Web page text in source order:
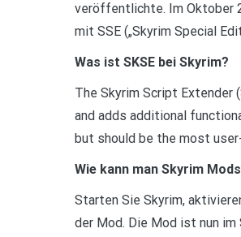
veröffentlichte. Im Oktober
mit SSE („Skyrim Special
Was ist SKSE bei Skyrim?
The Skyrim Script Extender
and adds additional
but should be the most
Wie kann man Skyrim
Starten Sie Skyrim,
der Mod. Die Mod ist nun